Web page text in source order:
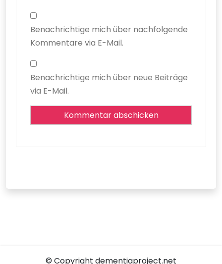
Benachrichtige mich über nachfolgende
Kommentare via E-Mail.
Benachrichtige mich über neue Beiträge
via E-Mail.
© Copyright dementiaproject.net